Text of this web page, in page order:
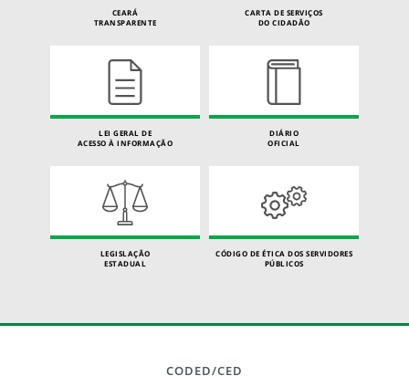
CEARÁ
TRANSPARENTE
CARTA DE SERVIÇOS
DO CIDADÃO
LEI GERAL DE
ACESSO À INFORMAÇÃO
DIÁRIO
OFICIAL
LEGISLAÇÃO
ESTADUAL
CÓDIGO DE ÉTICA DOS SERVIDORES
PÚBLICOS
CODED/CED